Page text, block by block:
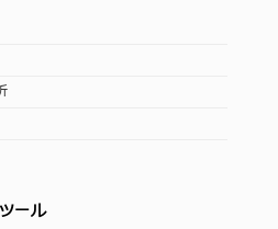
ール